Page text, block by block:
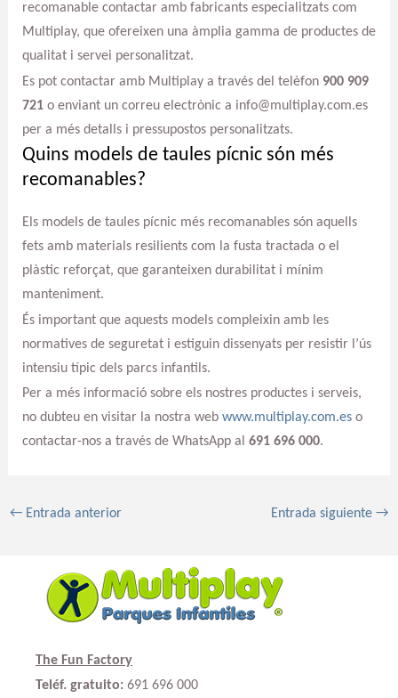
recomanable contactar amb fabricants especialitzats com
Multiplay, que ofereixen una àmplia gamma de productes de
qualitat i servei personalitzat.
Es pot contactar amb Multiplay a través del telèfon 900 909
721o enviant un correu electrònic a info@multiplay.com.es
per a més detalls i pressupostos personalitzats.
Quins models de taules pícnic són més
recomanables?
Els models de taules pícnic més recomanables són aquells
fets amb materials resilients com la fusta tractada o el
plàstic reforçat, que garanteixen durabilitat i mínim
manteniment.
És important que aquests models compleixin amb les
normatives de seguretat i estiguin dissenyats per resistir l’ús
intensiu típic dels parcs infantils.
Per a més informació sobre els nostres productes i serveis,
no dubteu en visitar la nostra web www.multiplay.com.eso
contactar-nos a través de WhatsApp al 691 696 000.
←Entrada anterior Entrada siguiente→
The Fun Factory
Teléf. gratuito: 691 696 000